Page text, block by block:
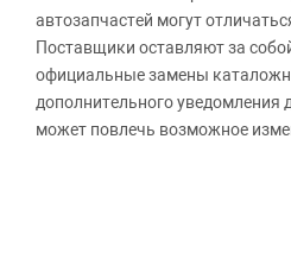
автозапчастей могут
Поставщики оставляют за
официальные замены
дополнительного уведомления
может повлечь возможное